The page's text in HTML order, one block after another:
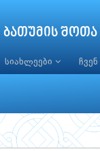
ბათუმის
სიახლეები